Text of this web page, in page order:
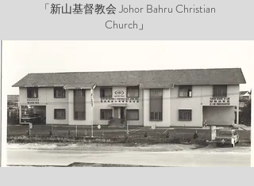
「新山基督教会 Johor Bahru Christian
Church」